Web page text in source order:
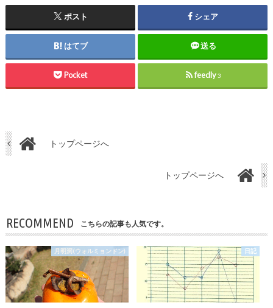
ポスト シェア
はてブ 送る
Pocket feedly3
トップページへ
トップページへ
RECOMMEND こちらの記事も人気です。
月明洞(ウォルミョンドン) 日記